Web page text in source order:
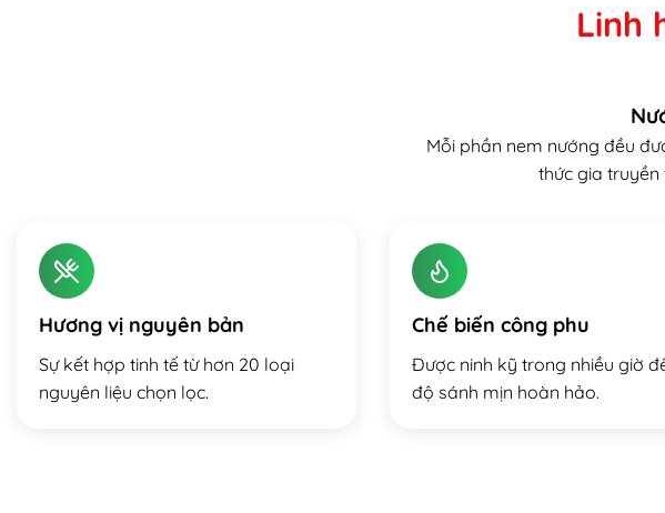
Linh
Mỗi phần nem nướng đều
thức gia
Hương vị nguyên bản
Sự kết hợp tinh tế từ hơn 20 loại
nguyên liệu chọn lọc.
Chế biến công phu
Được ninh kỹ trong nhiều giờ
độ sánh mịn hoàn hảo.